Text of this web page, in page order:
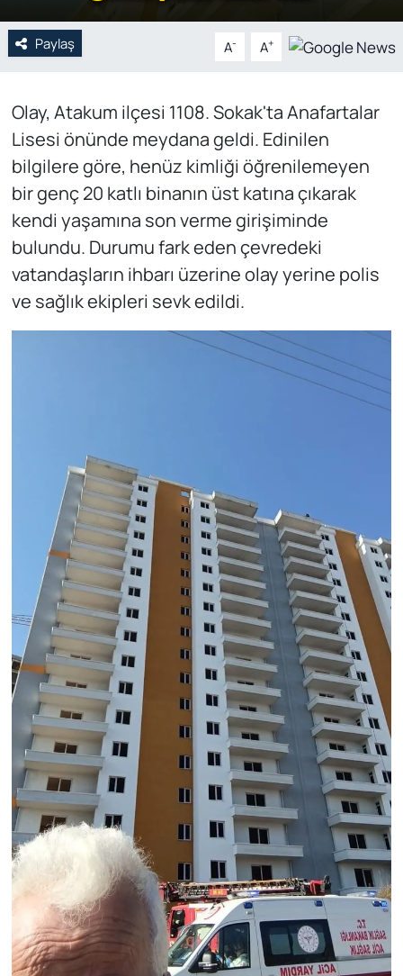
Paylaş A- A+
Olay, Atakum ilçesi 1108. Sokak'ta Anafartalar
Lisesi önünde meydana geldi. Edinilen
bilgilere göre, henüz kimliği öğrenilemeyen
bir genç 20 katlı binanın üst katına çıkarak
kendi yaşamına son verme girişiminde
bulundu. Durumu fark eden çevredeki
vatandaşların ihbarı üzerine olay yerine polis
ve sağlık ekipleri sevk edildi.
Web Tv
Yerel